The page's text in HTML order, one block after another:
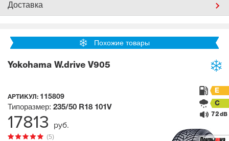
Доставка
Похожие товары
Yokohama W.drive V905
АРТИКУЛ: 115809
(5)
Типоразмер: 235/50 R18 101V
E
C
72 dB
17813 руб.